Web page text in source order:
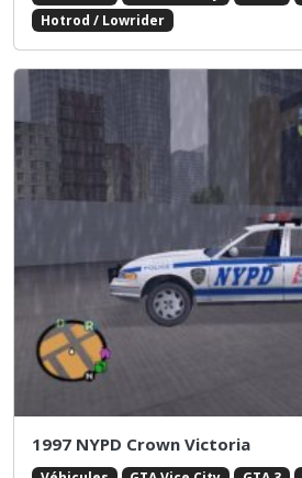
Hotrod / Lowrider
1997 NYPD Crown Victoria